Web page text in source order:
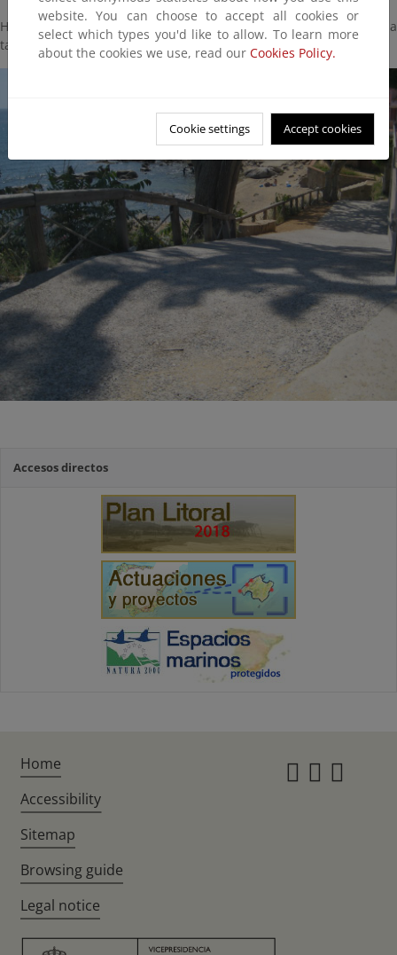
Haga click sobre la imagen para ver la galería del proyecto a
tamaño completo:
Accesos directos
website. You can choose to accept all cookies or
select which types you'd like to allow. To learn more
about the cookies we use, read our Cookies Policy.
Cookie settings Accept cookies
Home
Accessibility
Sitemap
Browsing guide
Legal notice